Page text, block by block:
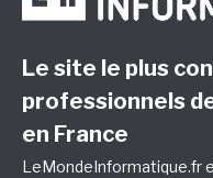
Le site le plus
professionnels
en France
LeMondeInformatique.fr